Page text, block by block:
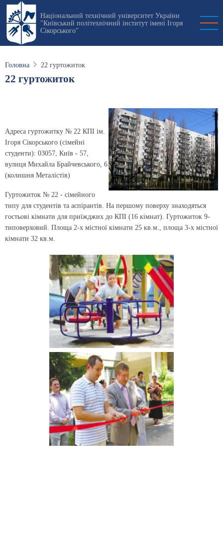
Перейти
основного
вмісту
Національний технічний університет України
"Київський політехнічний інститут імені Ігоря
Сікорського"
Головна 22 гуртожиток
22 гуртожиток
Адреса гуртожитку № 22 КПІ ім.
Ігоря Сікорського (сімейні
студенти): 03057, Київ - 57,
вулиця Михайла Брайчевського, 6
(колишня Металістів)
Гуртожиток № 22 - сімейного
типу для студентів та аспірантів. На першому поверху знаходяться
гостьові кімнати для приїжджих до КПІ (16 кімнат). Гуртожиток 9-
типоверховий. Площа 2-х містної кімнати 25 кв.м., площа 3-х містної
кімнати 32 кв.м.